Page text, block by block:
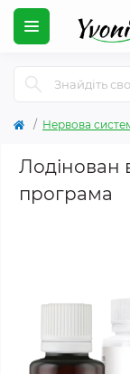
Нервова
Лодінован
програма